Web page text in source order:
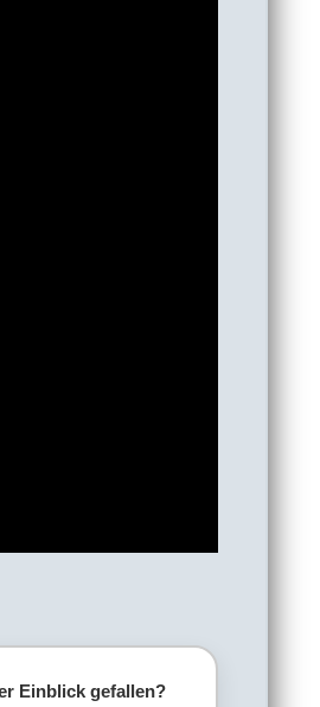
Einblick gefallen?